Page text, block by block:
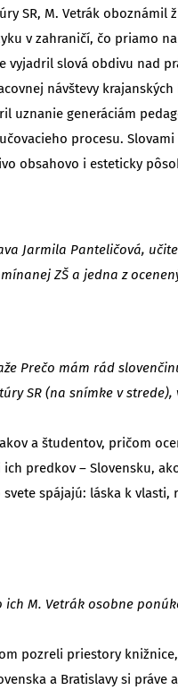
SR, M. Vetrák
v zahraničí, čo priamo
slová obdivu nad
návštevy
uznanie generáciám
procesu.
obsahovo i esteticky
Jarmila Panteličová,
ZŠ a jedna z
Prečo mám rád
SR (na snímke v
a študentov, pričom
predkov – Slovensku,
spájajú: láska k
M. Vetrák osobne
pozreli priestory
a Bratislavy si